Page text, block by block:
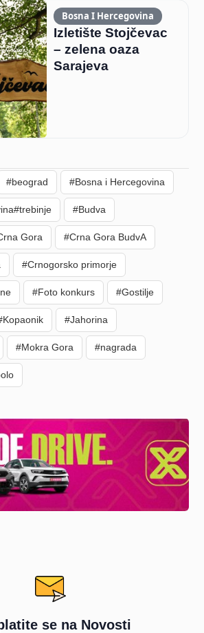
Bosna I Hercegovina
Izletište Stojčevac
– zelena oaza
Sarajeva
#beograd #Bosna i Hercegovina
#Budva
Gora #Crna Gora BudvA
#Crnogorsko primorje
#Foto konkurs #Gostilje
#Jahorina
#Mokra Gora #nagrada
se na Novosti